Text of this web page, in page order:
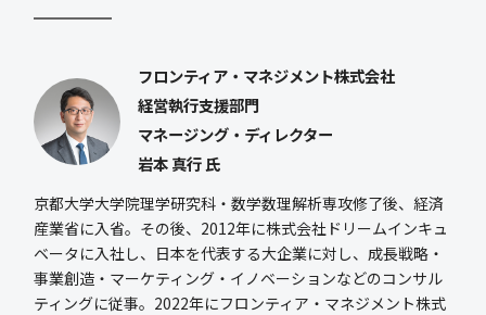
フロンティア・マネジメント株式会社
経営執行支援部門
マネージング・ディレクター
岩本 真行 氏
京都大学大学院理学研究科・数学数理解析専攻修了後、経済
産業省に入省。その後、2012年に株式会社ドリームインキュ
ベータに入社し、日本を代表する大企業に対し、成長戦略・
事業創造・マーケティング・イノベーションなどのコンサル
ティングに従事。2022年にフロンティア・マネジメント株式